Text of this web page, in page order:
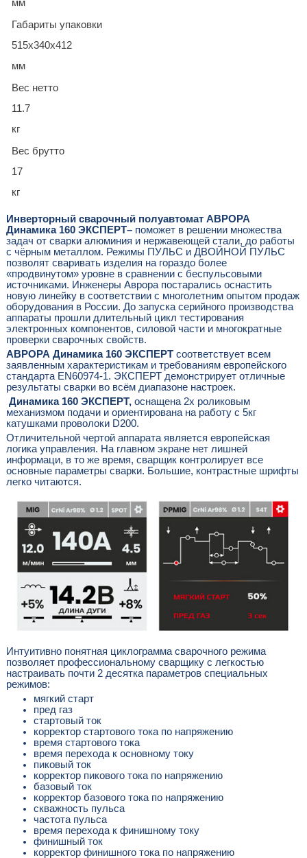
мм
Габариты упаковки
515x340x412
мм
Вес нетто
11.7
кг
Вес брутто
17
кг
Инверторный сварочный полуавтомат АВРОРА
Динамика 160 ЭКСПЕРТ–поможет в решении множества
задач от сварки алюминия и нержавеющей стали, до работы
с чёрным металлом. Режимы ПУЛЬС и ДВОЙНОЙ ПУЛЬС
позволят сваривать изделия на гораздо более
«продвинутом» уровне в сравнении с беспульсовыми
источниками. Инженеры Аврора постарались оснастить
новую линейку в соответствии с многолетним опытом продаж
оборудования в России. До запуска серийного производства
аппараты прошли длительный цикл тестирования
электронных компонентов, силовой части и многократные
проверки сварочных свойств.
АВРОРА Динамика 160 ЭКСПЕРТсоответствует всем
заявленным характеристикам и требованиям европейского
стандарта EN60974-1. ЭКСПЕРТ демонстрирует отличные
результаты сварки во всём диапазоне настроек.
Динамика 160 ЭКСПЕРТ,оснащена 2х роликовым
механизмом подачи и ориентирована на работу с 5кг
катушками проволоки D200.
Отличительной чертой аппарата является европейская
логика управления. На главном экране нет лишней
информаци, в то же время, сварщик контролирует все
основные параметры сварки. Большие, контрастные шрифты
легко читаются.
Интуитивно понятная циклограмма сварочного режима
позволяет профессиональному сварщику с легкостью
настраивать почти 2 десятка параметров специальных
режимов:
мягкий старт
пред газ
стартовый ток
корректор стартового тока по напряжению
время стартового тока
время перехода к основному току
пиковый ток
корректор пикового тока по напряжению
базовый ток
корректор базового тока по напряжению
скважность пульса
частота пульса
время перехода к финишному току
финишный ток
корректор финишного тока по напряжению